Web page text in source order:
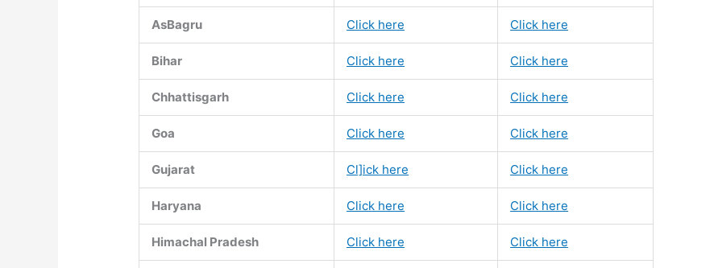
AsBagru Click here Click here
Bihar Click here Click here
Chhattisgarh Click here Click here
Goa Click here Click here
Gujarat Cl]ick here Click here
Haryana Click here Click here
Himachal Pradesh Click here Click here